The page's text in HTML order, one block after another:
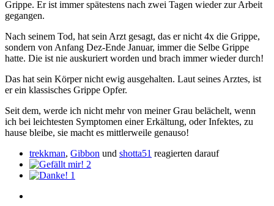
Grippe. Er ist immer spätestens nach zwei Tagen wieder zur Arbeit
gegangen.
Nach seinem Tod, hat sein Arzt gesagt, das er nicht 4x die Grippe,
sondern von Anfang Dez-Ende Januar, immer die Selbe Grippe
hatte. Die ist nie auskuriert worden und brach immer wieder durch!
Das hat sein Körper nicht ewig ausgehalten. Laut seines Arztes, ist
er ein klassisches Grippe Opfer.
Seit dem, werde ich nicht mehr von meiner Grau belächelt, wenn
ich bei leichtesten Symptomen einer Erkältung, oder Infektes, zu
hause bleibe, sie macht es mittlerweile genauso!
trekkman, Gibbon und shotta51 reagierten darauf
2
1